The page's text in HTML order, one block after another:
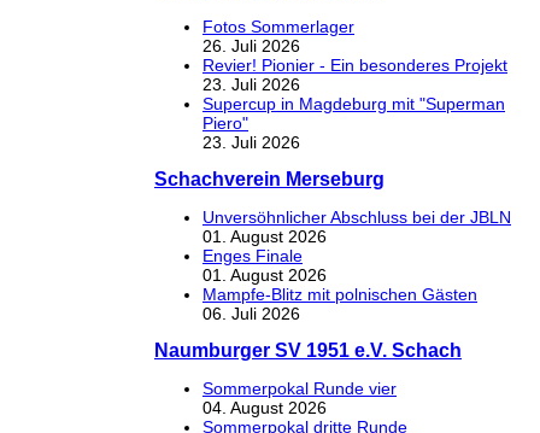
Fotos Sommerlager
26. Juli 2026
Revier! Pionier - Ein besonderes Projekt
23. Juli 2026
Supercup in Magdeburg mit "Superman
Piero"
23. Juli 2026
Schachverein Merseburg
Unversöhnlicher Abschluss bei der JBLN
01. August 2026
Enges Finale
01. August 2026
Mampfe-Blitz mit polnischen Gästen
06. Juli 2026
Naumburger SV 1951 e.V. Schach
Sommerpokal Runde vier
04. August 2026
Sommerpokal dritte Runde